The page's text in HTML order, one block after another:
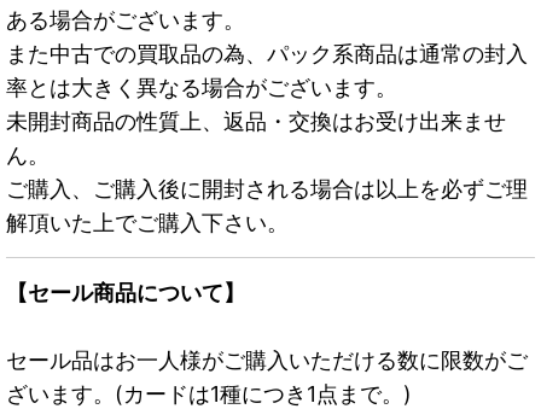
ある場合がございます。
また中古での買取品の為、パック系商品は通常の封入
率とは大きく異なる場合がございます。
未開封商品の性質上、返品・交換はお受け出来ませ
ん。
ご購入、ご購入後に開封される場合は以上を必ずご理
解頂いた上でご購入下さい。
【セール商品について】
セール品はお一人様がご購入いただける数に限数がご
ざいます。(カードは1種につき1点まで。)